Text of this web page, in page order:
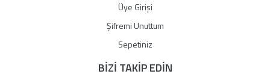
Üye Girişi
Şifremi Unuttum
Sepetiniz
BİZİ TAKİP EDİN